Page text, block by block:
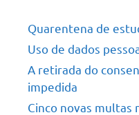
Quarentena de
Uso de dados
A retirada do
impedida
Cinco novas multas